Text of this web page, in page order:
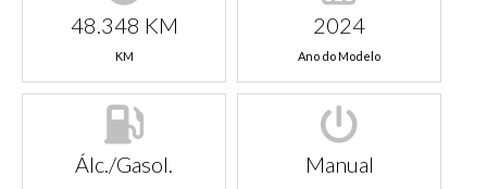
48.348 KM
KM
2024
Ano do Modelo
Álc./Gasol. Manual